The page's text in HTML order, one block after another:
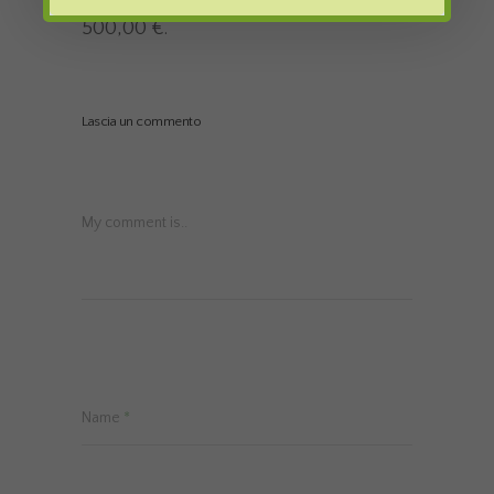
500,00 €.
Lascia un commento
My comment is..
Name *